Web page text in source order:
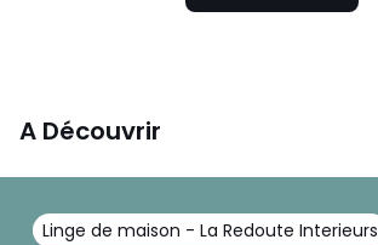
A Découvrir
Linge de maison - La Redoute Interieurs